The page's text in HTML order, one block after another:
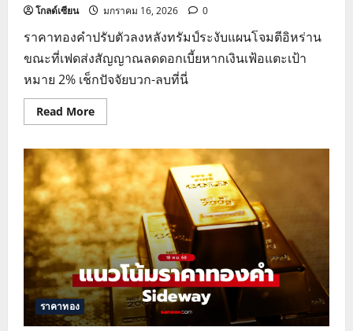
โกลด์เซียน มกราคม 16, 2026 0
ราคาทองคำปรับตัวลงหลังทรัมป์ระงับแผนโจมตีอิหร่าน
ขณะที่เฟดส่งสัญญาณลดดอกเบี้ยหากเงินเฟ้อแตะเป้า
หมาย 2% เช็กปัจจัยบวก-ลบที่นี่
Read MoreRead
more
ราคา
ทอง
โลก
ร่วง
รับ
ข่าว
ทรัมป์-
อิหร่าน
ลด
ความ
ตึงเครียด
ราคาทอง